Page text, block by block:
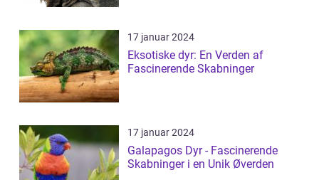
17 januar 2024
Eksotiske dyr: En Verden af
Fascinerende Skabninger
17 januar 2024
Galapagos Dyr - Fascinerende
Skabninger i en Unik Øverden